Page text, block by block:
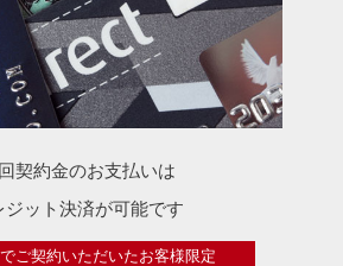
契約金のお支払いは
ジット決済が可能です
ご契約いただいたお客様限定